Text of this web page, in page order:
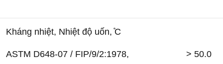
Kháng nhiệt, Nhiệt độ uốn, ̊C
ASTM D648-07 / FIP/9/2:1978, > 50.0